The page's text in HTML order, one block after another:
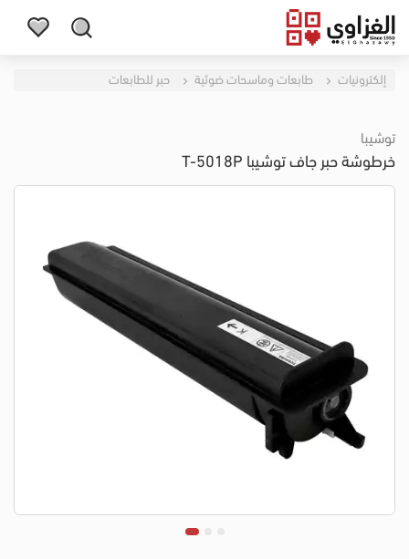
إلكترونيات طابعات وماسحات ضوئية حبر للطابعات
توشيبا
خرطوشة حبر جاف توشيبا T-5018P